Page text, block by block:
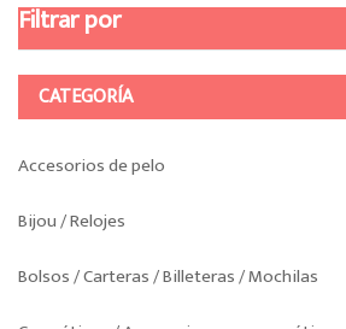
Filtrar por
CATEGORÍA
Accesorios de pelo
Bijou / Relojes
Bolsos / Carteras / Billeteras / Mochilas